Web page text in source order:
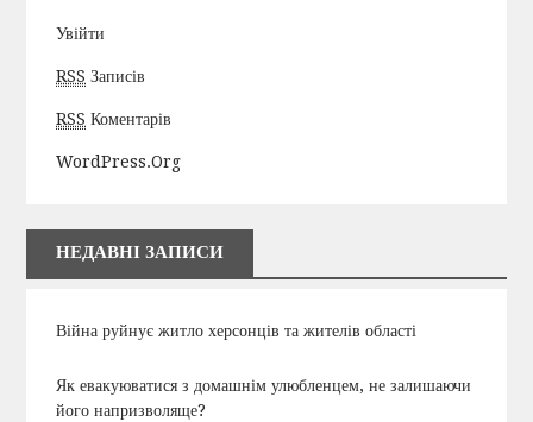
Увійти
RSS Записів
RSS Коментарів
WordPress.org
НЕДАВНІ ЗАПИСИ
Війна руйнує житло херсонців та жителів області
Як евакуюватися з домашнім улюбленцем, не залишаючи
його напризволяще?